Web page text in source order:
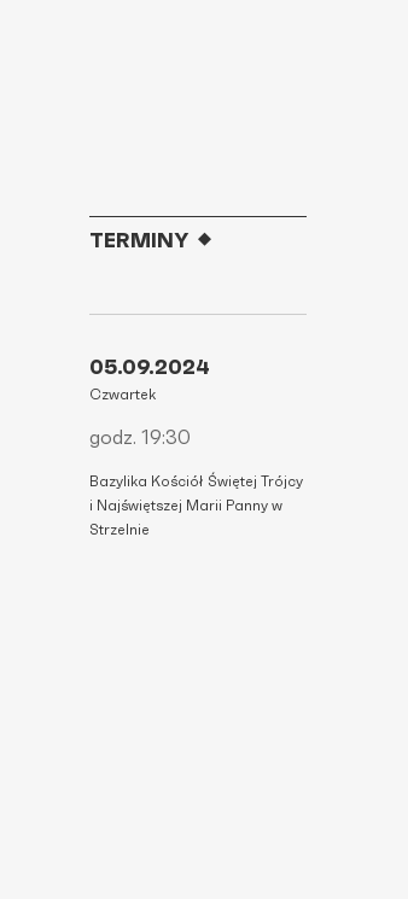
TERMINY
05.09.2024
Czwartek
godz. 19:30
Bazylika Kościół Świętej Trójcy
i Najświętszej Marii Panny w
Strzelnie